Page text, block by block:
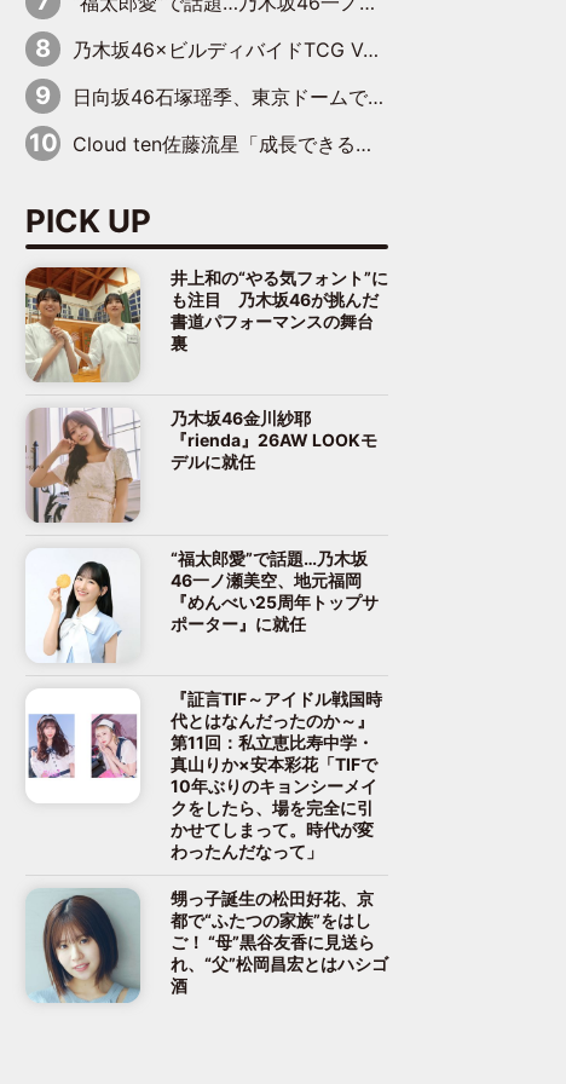
乃木坂46×ビルディバイドTCG Vol.2公開 賀喜遥香＆田村真佑が『京まふ』ステージに登壇
日向坂46石塚瑶季、東京ドームで“観戦バレ”！ ナイツ・塙も認めた「巨人に詳しすぎるアイドル」は元VENUSスクール生で杉内コーチ推し⁉
Cloud ten佐藤流星「成長できる余地がたくさん」、本田高優「何度見ても飽きない公演に」
PICK UP
井上和の“やる気フォント”に
も注目 乃木坂46が挑んだ
書道パフォーマンスの舞台
裏
乃木坂46金川紗耶
『rienda』26AW LOOKモ
デルに就任
“福太郎愛”で話題…乃木坂
46一ノ瀬美空、地元福岡
『めんべい25周年トップサ
ポーター』に就任
『証言TIF～アイドル戦国時
代とはなんだったのか～』
第11回：私立恵比寿中学・
真山りか×安本彩花「TIFで
10年ぶりのキョンシーメイ
クをしたら、場を完全に引
かせてしまって。時代が変
わったんだなって」
甥っ子誕生の松田好花、京
都で“ふたつの家族”をはし
ご！ “母”黒谷友香に見送ら
れ、“父”松岡昌宏とはハシゴ
酒